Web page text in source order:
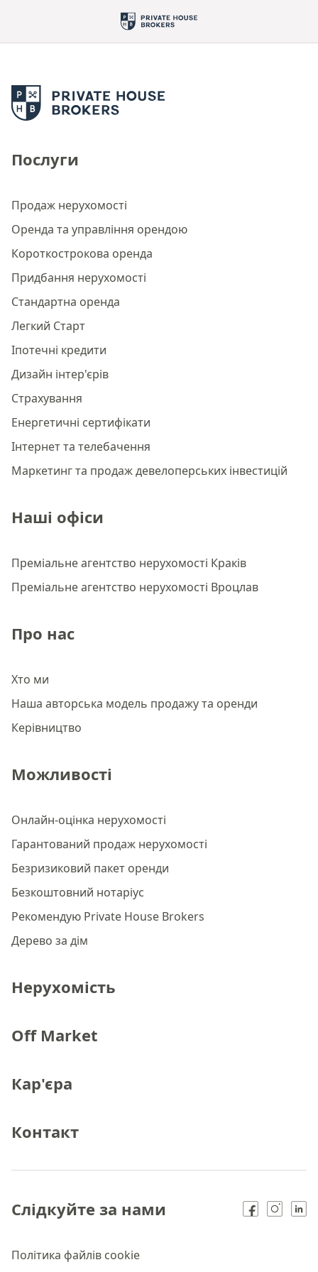
Послуги
Продаж нерухомості
Оренда та управління орендою
Короткострокова оренда
Придбання нерухомості
Стандартна оренда
Легкий Старт
Іпотечні кредити
Дизайн інтер'єрів
Страхування
Енергетичні сертифікати
Інтернет та телебачення
Маркетинг та продаж девелоперських інвестицій
Наші офіси
Преміальне агентство нерухомості Краків
Преміальне агентство нерухомості Вроцлав
Про нас
Хто ми
Наша авторська модель продажу та оренди
Керівництво
Можливості
Онлайн-оцінка нерухомості
Гарантований продаж нерухомості
Безризиковий пакет оренди
Безкоштовний нотаріус
Рекомендую Private House Brokers
Дерево за дім
Нерухомість
Off Market
Кар'єра
Контакт
Політика файлів cookie
Слідкуйте за нами